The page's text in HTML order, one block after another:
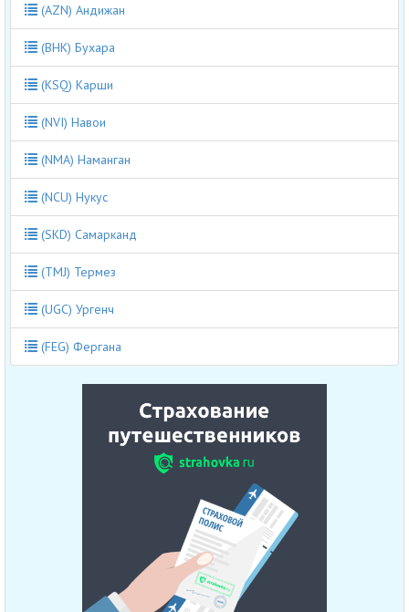
(AZN) Андижан
(BHK) Бухара
(KSQ) Карши
(NVI) Навои
(NMA) Наманган
(NCU) Нукус
(SKD) Самарканд
(TMJ) Термез
(UGC) Ургенч
(FEG) Фергана